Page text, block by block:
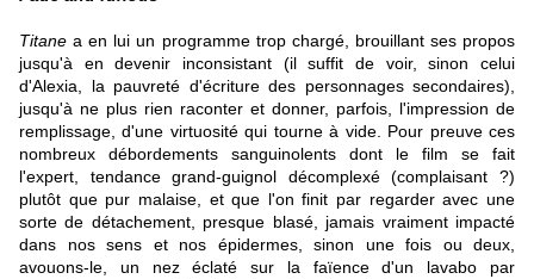
Titane a en lui un programme trop chargé, brouillant ses propos
jusqu'à en devenir inconsistant (il suffit de voir, sinon celui
d'Alexia, la pauvreté d'écriture des personnages secondaires),
jusqu'à ne plus rien raconter et donner, parfois, l'impression de
remplissage, d'une virtuosité qui tourne à vide. Pour preuve ces
nombreux débordements sanguinolents dont le film se fait
l'expert, tendance grand-guignol décomplexé (complaisant ?)
plutôt que pur malaise, et que l'on finit par regarder avec une
sorte de détachement, presque blasé, jamais vraiment impacté
dans nos sens et nos épidermes, sinon une fois ou deux,
avouons-le, un nez éclaté sur la faïence d'un lavabo par